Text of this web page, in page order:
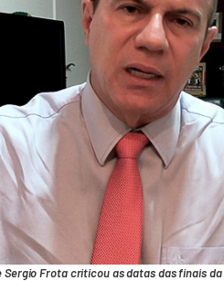
Sergio Frota criticou as datas das finais da